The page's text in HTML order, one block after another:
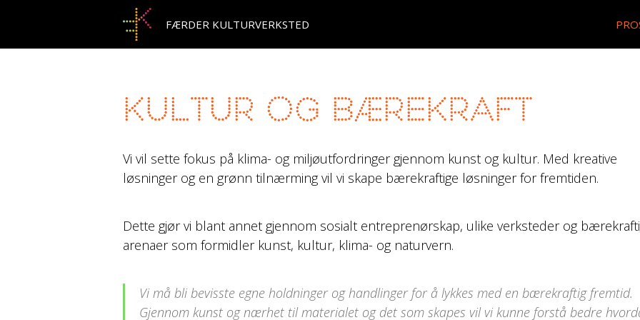
FÆRDER KULTURVERKSTED
Kultur og bærekraft
Vi vil sette fokus på klima- og miljøutfordringer gjennom kunst og kultur. Med kreative
løsninger og en grønn tilnærming vil vi skape bærekraftige løsninger for fremtiden.
Dette gjør vi blant annet gjennom sosialt entreprenørskap, ulike verksteder og
arenaer som formidler kunst, kultur, klima- og naturvern.
Vi må bli bevisste egne holdninger og handlinger for å lykkes med en bærekraftig fremtid.
Gjennom kunst og nærhet til materialet og det som skapes vil vi kunne forstå bedre